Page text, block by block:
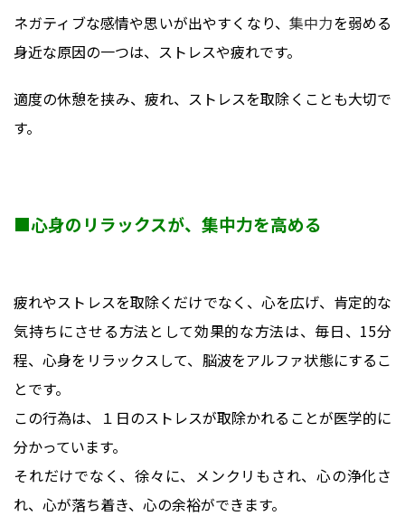
ネガティブな感情や思いが出やすくなり、集中力を弱める
身近な原因の一つは、ストレスや疲れです。
適度の休憩を挟み、疲れ、ストレスを取除くことも大切で
す。
■心身のリラックスが、集中力を高める
疲れやストレスを取除くだけでなく、心を広げ、肯定的な
気持ちにさせる方法として効果的な方法は、毎日、15分
程、心身をリラックスして、脳波をアルファ状態にするこ
とです。
この行為は、１日のストレスが取除かれることが医学的に
分かっています。
それだけでなく、徐々に、メンクリもされ、心の浄化さ
れ、心が落ち着き、心の余裕ができます。